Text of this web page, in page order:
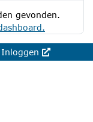
gevonden.
Inloggen